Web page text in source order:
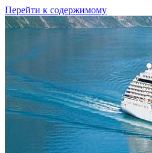
Перейти к содержимому